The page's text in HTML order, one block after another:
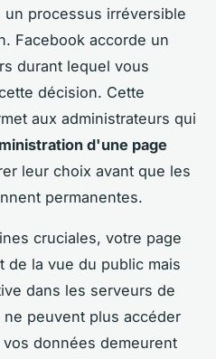
processus irréversible
Facebook accorde un
durant lequel vous
décision. Cette
aux administrateurs qui
d'une page
leur choix avant que les
permanentes.
cruciales, votre page
de la vue du public mais
dans les serveurs de
peuvent plus accéder
données demeurent